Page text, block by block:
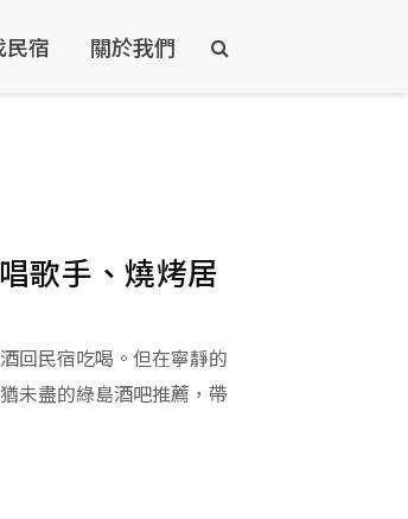
民宿 關於我們
歌手、燒烤居
回民宿吃喝。但在寧靜的
未盡的綠島酒吧推薦，帶